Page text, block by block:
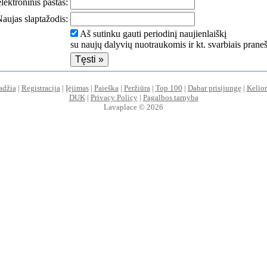
paštas:
slaptažodis:
Aš sutinku gauti periodinį naujienlaiškį
su naujų dalyvių nuotraukomis ir kt. svarbiais
| Registracija | Įėjimas| Paieška | Peržiūra | Top 100 | Dabar prisijungę|
DUK| Privacy Policy| Pagalbos tarnyba
Lavaplace © 2026